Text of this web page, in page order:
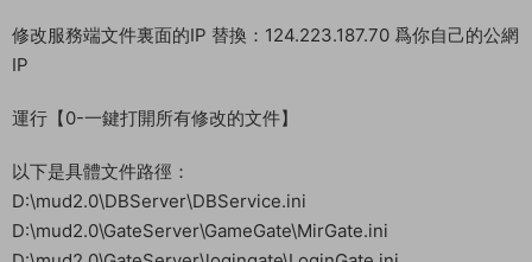
D:\mud2.0\GateServer\logingate\LoginGate.ini
D:\mud2.0\ItemLogServer\LogService.ini
rs\serverlist.lua
n
D:\mud2.0\Mir200\Gs1\!Setup.txt
D:\phpStudy\WWW\project.manifest